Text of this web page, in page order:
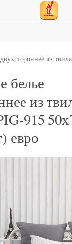
двухстороннее из
белье
из
915
евро